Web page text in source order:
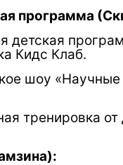
программа
детская
Кидс Клаб.
шоу «Научные
тренировка от